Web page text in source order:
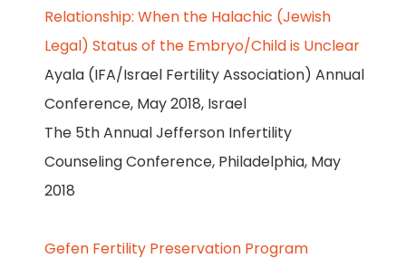
Relationship: When the Halachic (Jewish
Legal) Status of the Embryo/Child is Unclear
Ayala (IFA/Israel Fertility Association) Annual
Conference, May 2018, Israel
The 5th Annual Jefferson Infertility
Counseling Conference, Philadelphia, May
2018
Gefen Fertility Preservation Program